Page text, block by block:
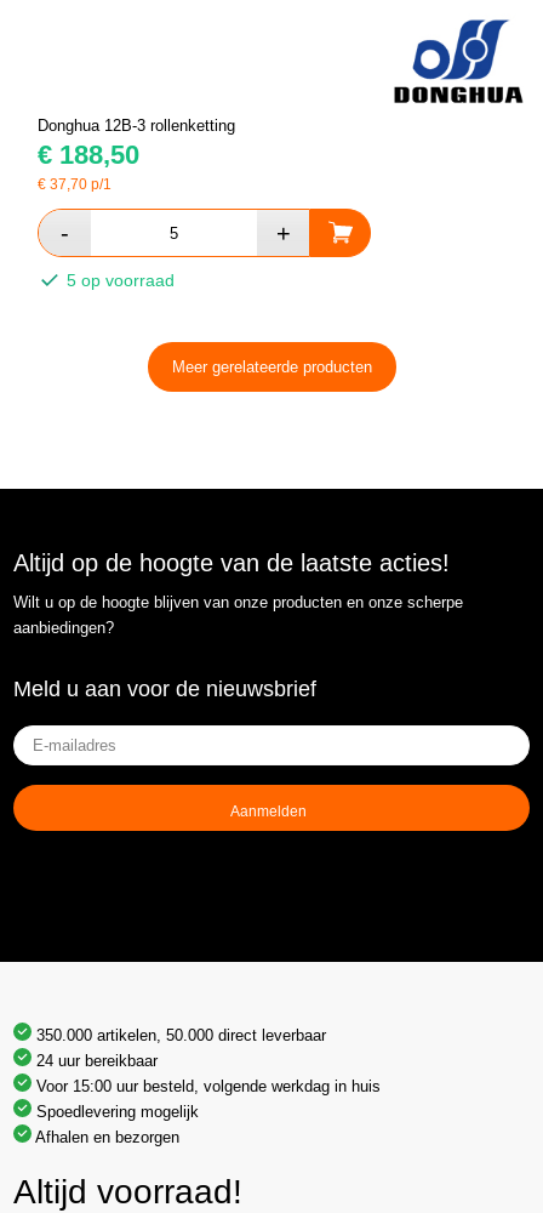
Donghua 12B-3 rollenketting
€ 188,50
€37,70 p/1
5 op voorraad
Meer gerelateerde producten
Altijd op de hoogte van de laatste acties!
Wilt u op de hoogte blijven van onze producten en onze scherpe
aanbiedingen?
Meld u aan voor de nieuwsbrief
E-
mailadres
(Vereist)
350.000 artikelen, 50.000 direct leverbaar
24 uur bereikbaar
Voor 15:00 uur besteld, volgende werkdag in huis
Spoedlevering mogelijk
Afhalen en bezorgen
Altijd voorraad!